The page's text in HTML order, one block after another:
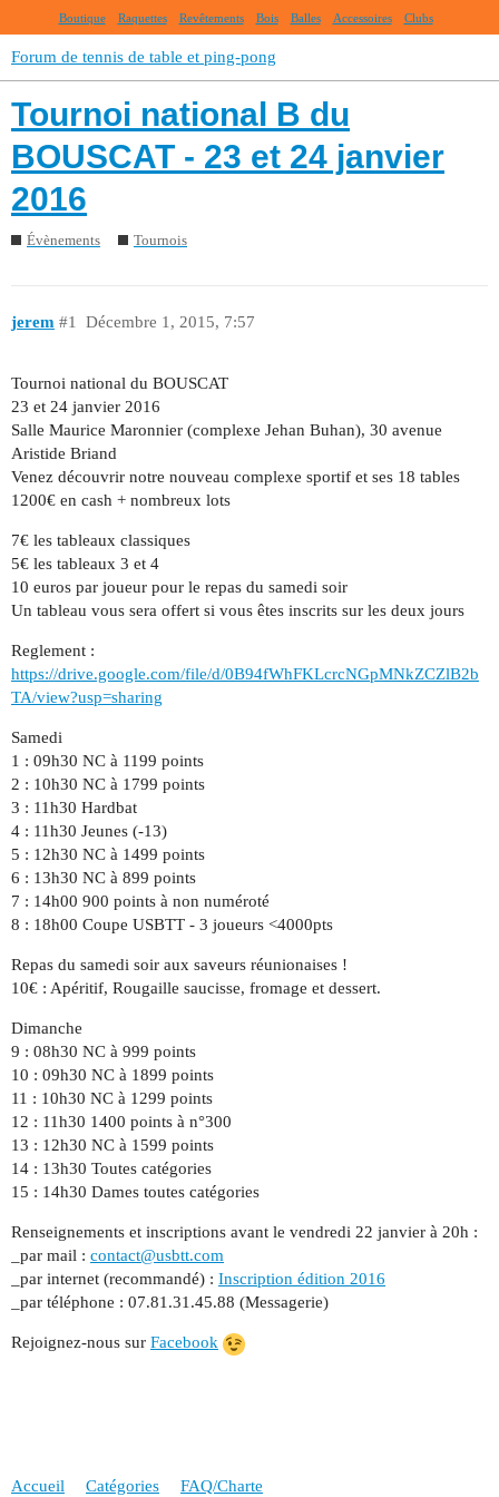
Boutique Raquettes Revêtements Bois Balles Accessoires Clubs
Forum de tennis de table et ping-pong
Tournoi national B du
BOUSCAT - 23 et 24 janvier
2016
Évènements Tournois
jerem Décembre 1, 2015, 7:57
#1
Tournoi national du BOUSCAT
23 et 24 janvier 2016
Salle Maurice Maronnier (complexe Jehan Buhan), 30 avenue
Aristide Briand
Venez découvrir notre nouveau complexe sportif et ses 18 tables
1200€ en cash + nombreux lots
7€ les tableaux classiques
5€ les tableaux 3 et 4
10 euros par joueur pour le repas du samedi soir
Un tableau vous sera offert si vous êtes inscrits sur les deux jours
Reglement :
https://drive.google.com/file/d/0B94fWhFKLcrcNGpMNkZCZlB2b
TA/view?usp=sharing
Samedi
1 : 09h30 NC à 1199 points
2 : 10h30 NC à 1799 points
3 : 11h30 Hardbat
4 : 11h30 Jeunes (-13)
5 : 12h30 NC à 1499 points
6 : 13h30 NC à 899 points
7 : 14h00 900 points à non numéroté
8 : 18h00 Coupe USBTT - 3 joueurs <4000pts
Repas du samedi soir aux saveurs réunionaises !
10€ : Apéritif, Rougaille saucisse, fromage et dessert.
Dimanche
9 : 08h30 NC à 999 points
10 : 09h30 NC à 1899 points
11 : 10h30 NC à 1299 points
12 : 11h30 1400 points à n°300
13 : 12h30 NC à 1599 points
14 : 13h30 Toutes catégories
15 : 14h30 Dames toutes catégories
Renseignements et inscriptions avant le vendredi 22 janvier à 20h :
_par mail : contact@usbtt.com
_par internet (recommandé) : Inscription édition 2016
_par téléphone : 07.81.31.45.88 (Messagerie)
Rejoignez-nous sur Facebook
Accueil Catégories FAQ/Charte